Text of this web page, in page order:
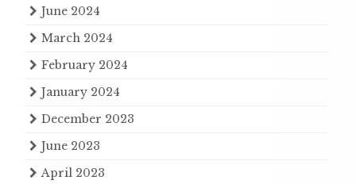
June 2024
March 2024
February 2024
January 2024
December 2023
June 2023
April 2023